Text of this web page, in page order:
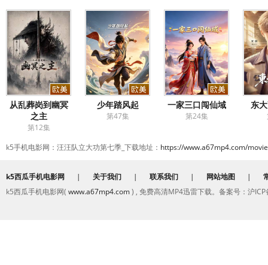
从乱葬岗到幽冥
之主
第12集
少年踏风起
第47集
一家三口闯仙域
第24集
东
k5手机电影网：汪汪队立大功第七季_下载地址： https://www.a67mp4.com/
k5西瓜手机电影网 | 关于我们 | 联系我们 | 网站地图 |
k5西瓜手机电影网( www.a67mp4.com) , 免费高清MP4迅雷下载。备案号：沪